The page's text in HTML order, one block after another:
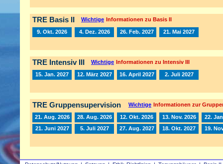
TRE Basis II Wichtige Informationen zu Basis II
9. Okt. 2026 4. Dez. 2026 26. Feb. 2027 21. Mai 2027
TRE Intensiv III Wichtige Informationen zu Intensiv III
15. Jan. 2027 12. März 2027 16. April 2027 2. Juli 2027
TRE Gruppensupervision Wichtige Informationen zur
21. Aug. 2026 28. Aug. 2026 12. Okt. 2026 13. Nov. 2026
22.
21. Juni 2027
5. Juli 2027 27. Aug. 2027 18. Okt. 2027 19.